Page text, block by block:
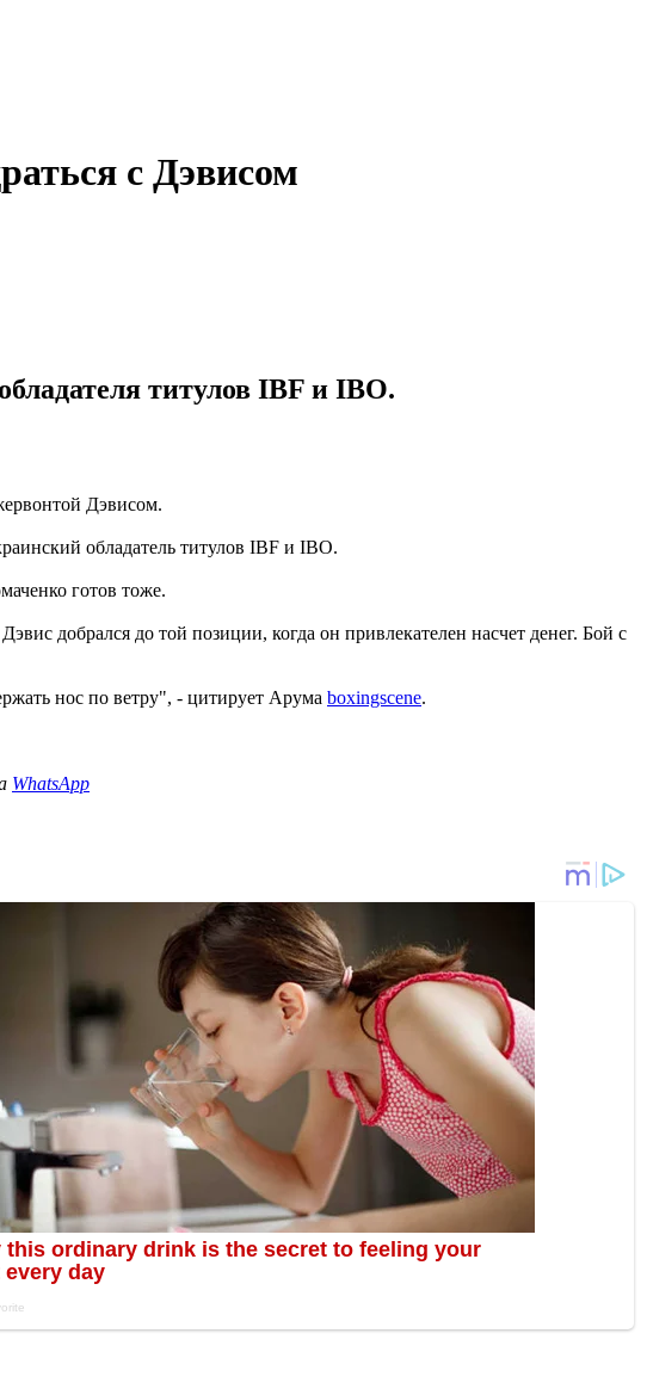
с Дэвисом
титулов IBF и IBO.
Дэвисом.
обладатель титулов IBF и IBO.
готов тоже.
добрался до той позиции, когда он привлекателен насчет денег. Бой с
нос по ветру", - цитирует Арума boxingscene.
WhatsApp